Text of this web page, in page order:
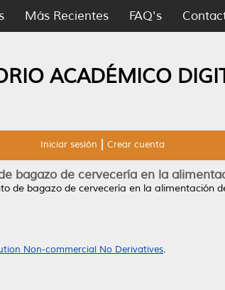
Más Recientes FAQ's
ACADÉMICO
Iniciar sesión Crear cuenta
bagazo de cervecería en la
de bagazo de cervecería en la alimentación
Non-commercial No Derivatives.